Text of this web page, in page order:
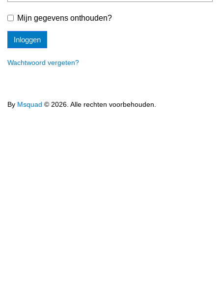
Mijn gegevens onthouden?
Inloggen
Wachtwoord vergeten?
By Msquad © 2026. Alle rechten voorbehouden.